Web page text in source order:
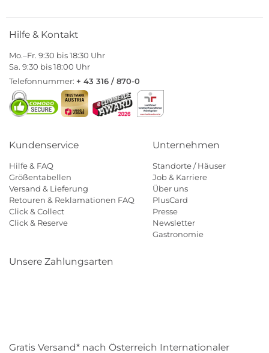
Hilfe & Kontakt
Mo.–Fr. 9:30 bis 18:30 Uhr
Sa. 9:30 bis 18:00 Uhr
Telefonnummer: + 43 316 / 870-0
Kundenservice
Hilfe & FAQ
Größentabellen
Versand & Lieferung
Retouren & Reklamationen FAQ
Click & Collect
Click & Reserve
Unternehmen
Standorte / Häuser
Job & Karriere
Über uns
PlusCard
Presse
Newsletter
Gastronomie
Unsere Zahlungsarten
Gratis Versand* nach Österreich Internationaler